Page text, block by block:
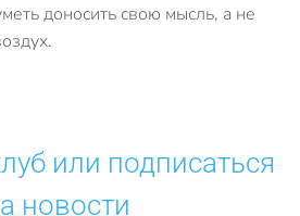
доносить свою мысль, а не
или подписаться
новости